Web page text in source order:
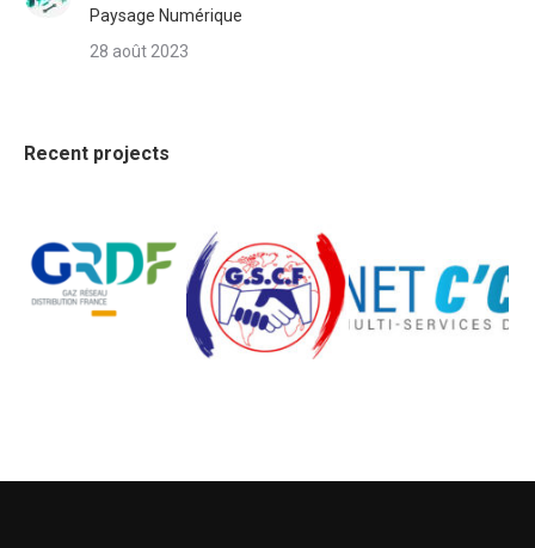
Paysage Numérique
28 août 2023
Recent projects